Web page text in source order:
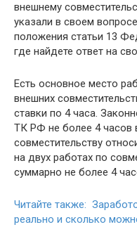
внешнему
указали в своем
положения статьи 13
где найдете ответ на
Есть основное место
внешних
ставки по 4 часа.
ТК РФ не более 4 часов
совместительству
на двух работах по
суммарно не более 4
Читайте также:
реально и сколько